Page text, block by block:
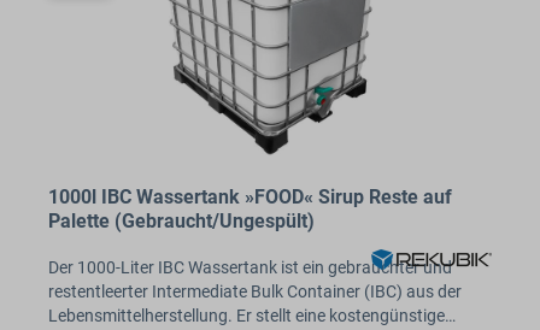
1000l IBC Wassertank »FOOD« Sirup Reste auf
Palette (Gebraucht/Ungespült)
Der 1000-Liter IBC Wassertank ist ein gebrauchter und
restentleerter Intermediate Bulk Container (IBC) aus der
Lebensmittelherstellung. Er stellt eine kostengünstige…